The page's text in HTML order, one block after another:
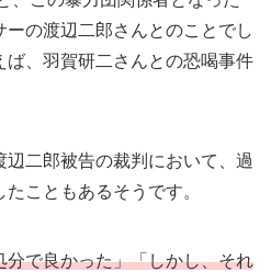
の渡辺二郎さんとのことでし
ば、羽賀研二さんとの恐喝事件
二郎被告の裁判において、過
こともあるそうです。
分で良かった」「しかし、それ